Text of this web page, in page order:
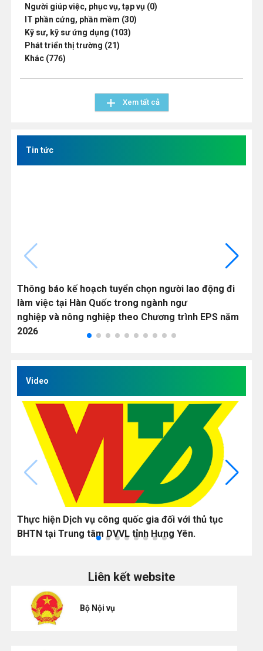
Người giúp việc, phục vụ, tạp vụ (0)
IT phần cứng, phần mềm (30)
Kỹ sư, kỹ sư ứng dụng (103)
Phát triển thị trường (21)
Khác (776)
add Xem tất cả
Tin tức
Thông báo kế hoạch tuyển chọn người lao động đi
làm việc tại Hàn Quốc trong ngành ngư
nghiệp và nông nghiệp theo Chương trình EPS năm
2026
Video
Thực hiện Dịch vụ công quốc gia đối với thủ tục
BHTN tại Trung tâm DVVL tỉnh Hưng Yên.
Liên kết website
Bộ Nội vụ